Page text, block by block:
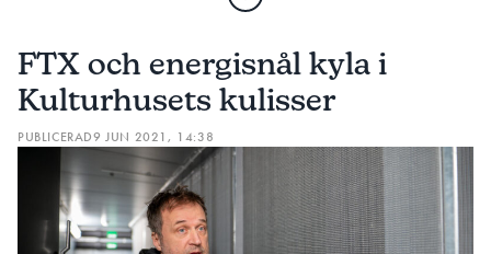
FTX och energisnål kyla i
Kulturhusets kulisser
PUBLICERAD9 JUN 2021, 14:38